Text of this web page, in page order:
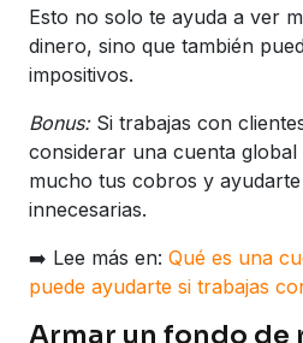
Esto no solo te ayuda a ver
dinero, sino que también
impositivos.
Bonus:Si trabajas con
considerar una cuenta
mucho tus cobros y
innecesarias.
➡️ Lee más en: Qué es una
puede ayudarte si trabajas
Armar un fondo de